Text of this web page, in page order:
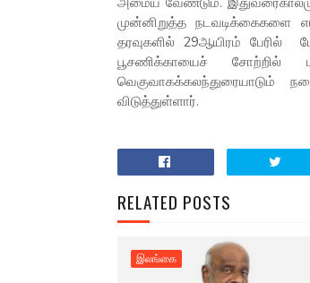
முன்னிறுத்த நடவடிக்கைகளை
தரவுகளில் 29ஆயிரம்
பூசணிக்காயைச் சோற்றில்
விடுத்துள்ளார்.
RELATED POSTS
இலங்கை